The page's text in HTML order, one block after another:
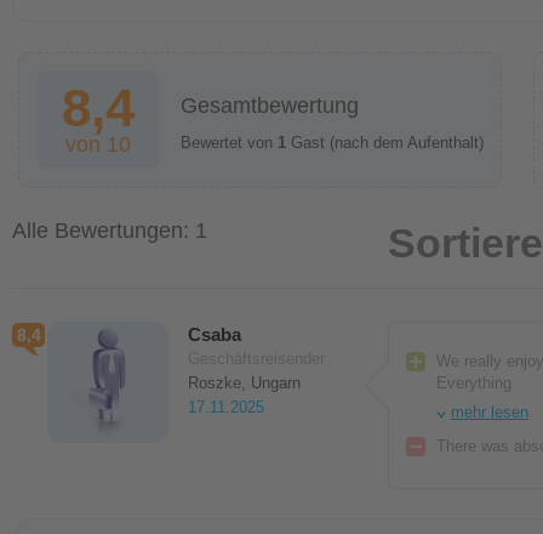
8,4
von 10
Gesamtbewertung
Bewertet von 1 Gast (nach dem Aufenthalt)
Alle Bewertungen: 1
8,4 Csaba
Roszke, Ungarn
17.11.2025
We really
Everything
mehr lesen
There was